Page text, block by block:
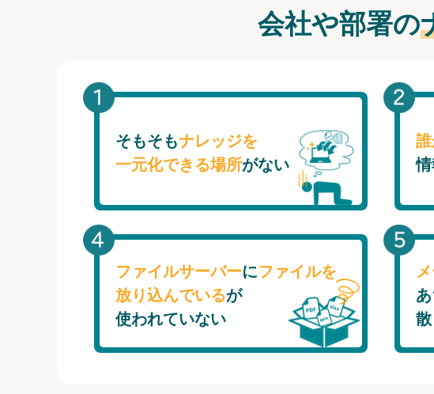
会社や部署の
そもそもナレッジを
一元化できる場所がない
ファイルサーバーにファイルを
放り込んでいるが
使われていない